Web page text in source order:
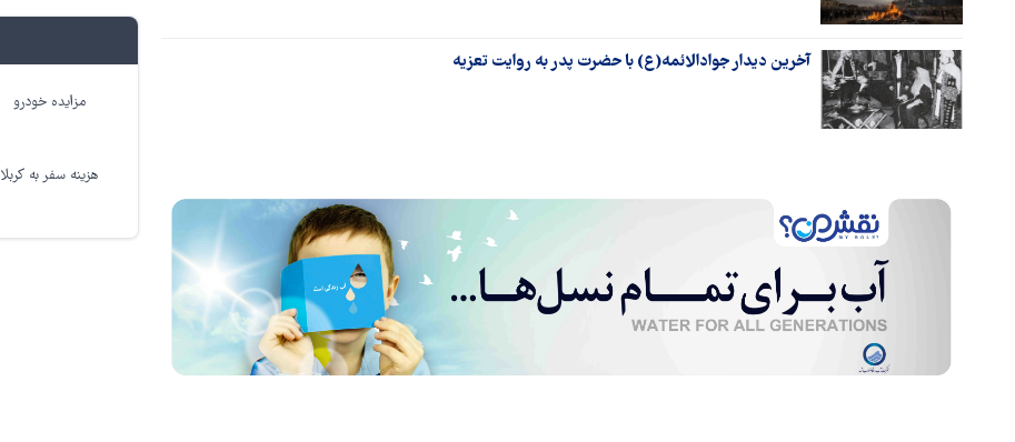
آخرین دیدار جوادالائمه(ع) با حضرت پدر به روایت تعزیه
مزایده خودرو
هزینه سفر به کربلا